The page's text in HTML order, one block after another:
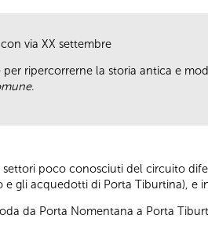
via XX settembre
ripercorrerne la storia antica e
.
settori poco conosciuti del circuito
e gli acquedotti di Porta Tiburtina),
da Porta Nomentana a Porta